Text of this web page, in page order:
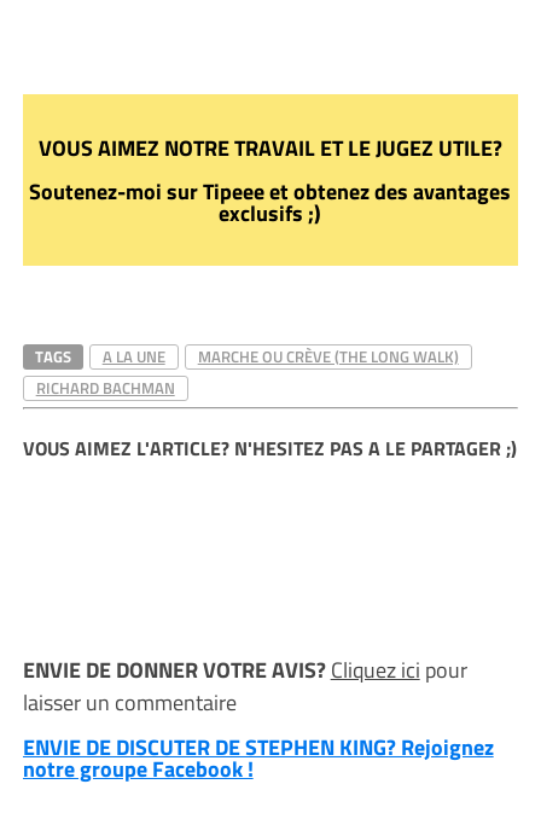
VOUS AIMEZ NOTRE TRAVAIL ET LE JUGEZ UTILE?
Soutenez-moi sur Tipeee et obtenez des avantages
exclusifs ;)
TAGS A LA UNE
MARCHE OU CRÈVE (THE LONG WALK)
RICHARD BACHMAN
VOUS AIMEZ L'ARTICLE? N'HESITEZ PAS A LE PARTAGER ;)
ENVIE DE DONNER VOTRE AVIS?Cliquez ici pour
laisser un commentaire
ENVIE DE DISCUTER DE STEPHEN KING? Rejoignez
notre groupe Facebook !